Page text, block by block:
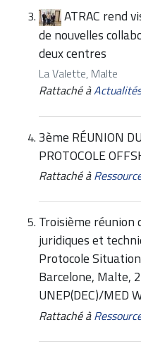
ATRAC rend
de nouvelles
deux centres
La Valette, Malte
Rattaché à
3ème RÉUNION
PROTOCOLE
Rattaché à
Troisième réunion
juridiques et
Protocole
Barcelone, Malte,
UNEP(DEC)/MED
Rattaché à